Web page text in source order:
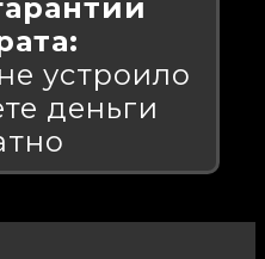
устроило
деньги